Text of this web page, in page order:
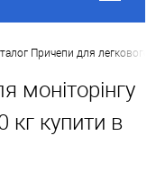
Причепи для легкового
моніторінгу
кг купити в